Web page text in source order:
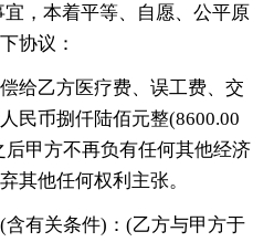
，本着平等、自愿、公平原
协议：
给乙方医疗费、误工费、交
民币捌仟陆佰元整(8600.00
甲方不再负有任何其他经济
其他任何权利主张。
含有关条件)：(乙方与甲方于